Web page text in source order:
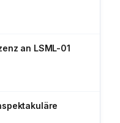
an LSML-01